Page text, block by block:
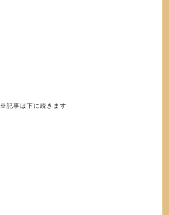
※記事は下に続きます